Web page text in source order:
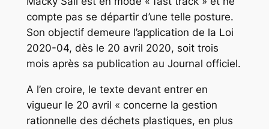
compte pas se départir d’une telle posture.
Son objectif demeure l’application de la Loi
2020-04, dès le 20 avril 2020, soit trois
mois après sa publication au Journal officiel.
A l’en croire, le texte devant entrer en
vigueur le 20 avril « concerne la gestion
rationnelle des déchets plastiques, en plus